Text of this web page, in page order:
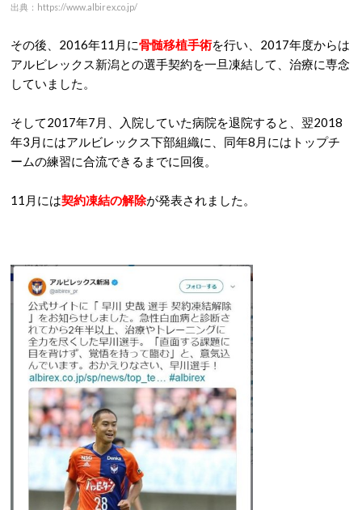
出典：https://www.albirex.co.jp/
その後、2016年11月に骨髄移植手術を行い、2017年度からは
アルビレックス新潟との選手契約を一旦凍結して、治療に専念
していました。
そして2017年7月、入院していた病院を退院すると、翌2018
年3月にはアルビレックス下部組織に、同年8月にはトップチ
ームの練習に合流できるまでに回復。
11月には契約凍結の解除が発表されました。